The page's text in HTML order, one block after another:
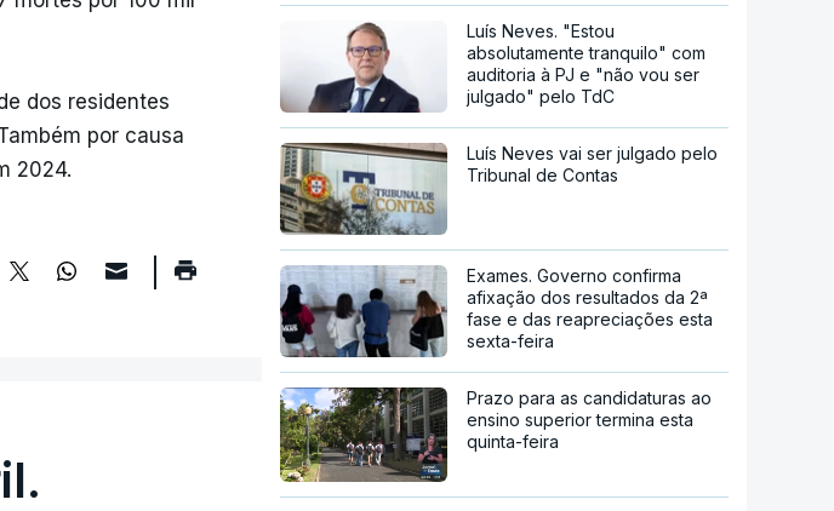
dos residentes
por causa
2024.
Luís Neves. "Estou
absolutamente tranquilo" com
auditoria à PJ e "não vou ser
julgado" pelo TdC
Luís Neves vai ser julgado pelo
Tribunal de Contas
Exames. Governo confirma
afixação dos resultados da 2ª
fase e das reapreciações esta
sexta-feira
Prazo para as candidaturas ao
ensino superior termina esta
quinta-feira